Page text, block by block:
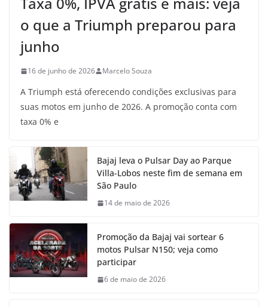
o que a Triumph preparou para
junho
16 de junho de 2026 Marcelo Souza
A Triumph está oferecendo condições exclusivas para
suas motos em junho de 2026. A promoção conta com
taxa 0% e
Bajaj leva o Pulsar Day ao Parque
Villa-Lobos neste fim de semana em
São Paulo
14 de maio de 2026
Promoção da Bajaj vai sortear 6
motos Pulsar N150; veja como
participar
6 de maio de 2026